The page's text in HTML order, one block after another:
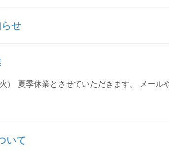
せ
) 夏季休業とさせていただきます。 メール
いて